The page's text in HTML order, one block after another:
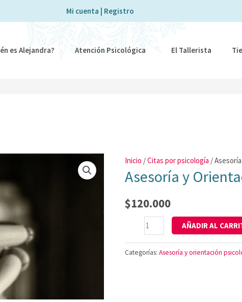
Mi cuenta | Registro
es Alejandra? Atención Psicológica El Tallerista
Inicio /Citas por psicología /
Asesoría y
$120.000
Orientación
Psicológica
AÑADIR AL
Categorías: Asesoría y orientación